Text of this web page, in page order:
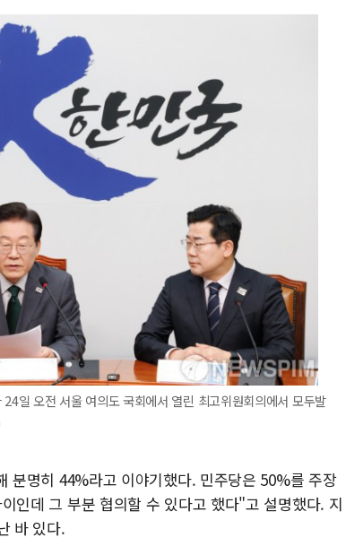
일 오전 서울 여의도 국회에서 열린 최고위원회의에서 모두발
분명히 44%라고 이야기했다. 민주당은 50%를 주장
인데 그 부분 협의할 수 있다고 했다"고 설명했다. 지
바 있다.